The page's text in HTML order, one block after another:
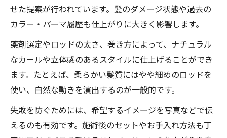
せた提案が行われています。髪のダメージ状態や過去の
カラー・パーマ履歴も仕上がりに大きく影響します。
薬剤選定やロッドの太さ、巻き方によって、ナチュラル
なカールや立体感のあるスタイルに仕上げることができ
ます。たとえば、柔らかい髪質にはやや細めのロッドを
使い、自然な動きを演出するのが一般的です。
失敗を防ぐためには、希望するイメージを写真などで伝
えるのも有効です。施術後のセットやお手入れ方法も丁